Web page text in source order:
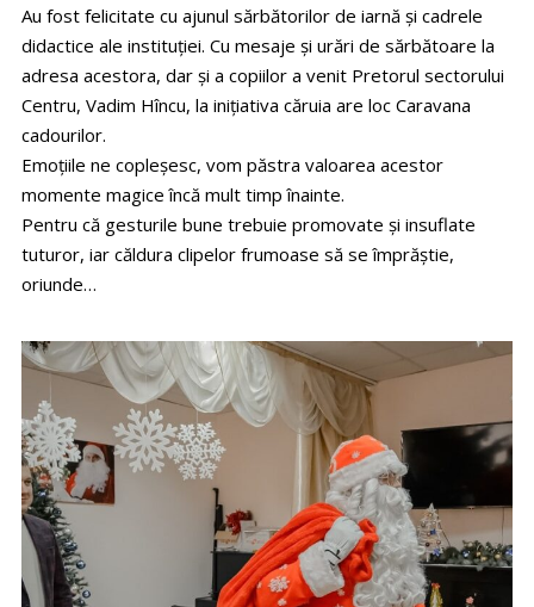
Au fost felicitate cu ajunul sărbătorilor de iarnă și cadrele
didactice ale instituției. Cu mesaje și urări de sărbătoare la
adresa acestora, dar și a copiilor a venit Pretorul sectorului
Centru, Vadim Hîncu, la inițiativa căruia are loc Caravana
cadourilor.
Emoțiile ne copleșesc, vom păstra valoarea acestor
momente magice încă mult timp înainte.
Pentru că gesturile bune trebuie promovate și insuflate
tuturor, iar căldura clipelor frumoase să se împrăștie,
oriunde…